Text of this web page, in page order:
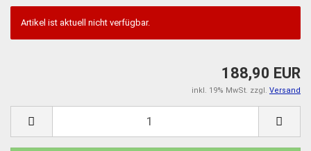
Artikel ist aktuell nicht verfügbar.
188,90 EUR
inkl. 19% MwSt. zzgl. Versand